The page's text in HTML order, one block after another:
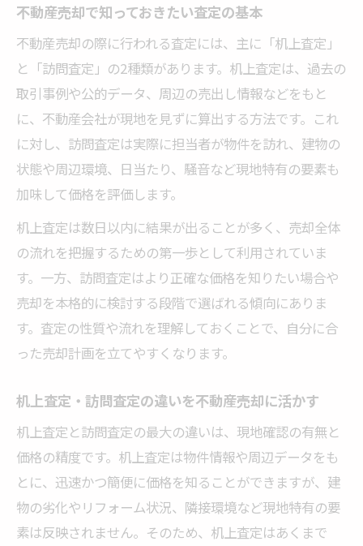
不動産売却で知っておきたい査定の基本
不動産売却の際に行われる査定には、主に「机上査定」
と「訪問査定」の2種類があります。机上査定は、過去の
取引事例や公的データ、周辺の売出し情報などをもと
に、不動産会社が現地を見ずに算出する方法です。これ
に対し、訪問査定は実際に担当者が物件を訪れ、建物の
状態や周辺環境、日当たり、騒音など現地特有の要素も
加味して価格を評価します。
机上査定は数日以内に結果が出ることが多く、売却全体
の流れを把握するための第一歩として利用されていま
す。一方、訪問査定はより正確な価格を知りたい場合や
売却を本格的に検討する段階で選ばれる傾向にありま
す。査定の性質や流れを理解しておくことで、自分に合
った売却計画を立てやすくなります。
机上査定・訪問査定の違いを不動産売却に活かす
机上査定と訪問査定の最大の違いは、現地確認の有無と
価格の精度です。机上査定は物件情報や周辺データをも
とに、迅速かつ簡便に価格を知ることができますが、建
物の劣化やリフォーム状況、隣接環境など現地特有の要
素は反映されません。そのため、机上査定はあくまで